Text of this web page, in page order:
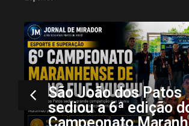
Mais registros da